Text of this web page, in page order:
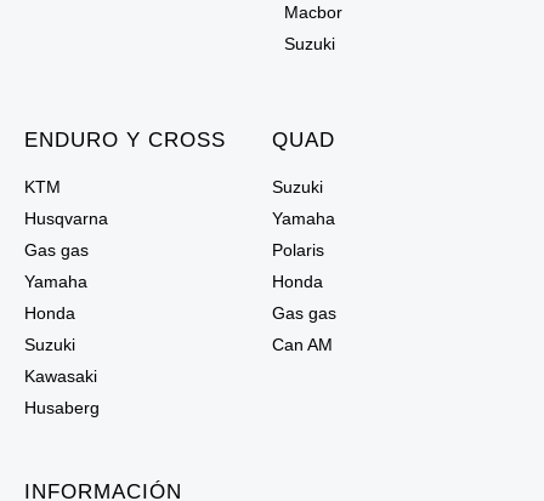
Macbor
Suzuki
ENDURO Y CROSS
KTM
Husqvarna
Gas gas
Yamaha
Honda
Suzuki
Kawasaki
Husaberg
QUAD
Suzuki
Yamaha
Polaris
Honda
Gas gas
Can AM
INFORMACIÓN